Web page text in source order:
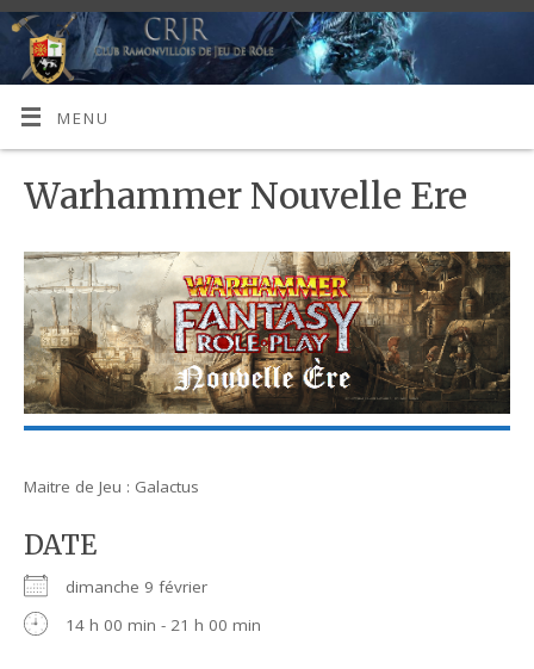
MENU
Warhammer Nouvelle Ere
Maitre de Jeu : Galactus
DATE
dimanche 9 février
14 h 00 min - 21 h 00 min